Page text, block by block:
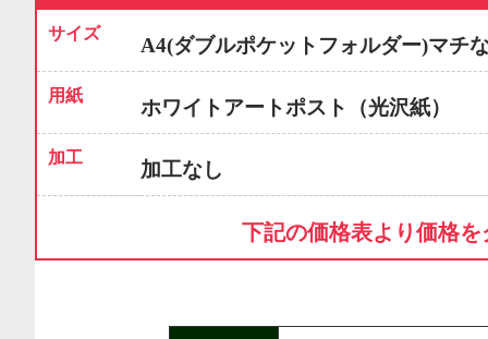
サイズ
A4(ダブルポケットフォルダー)マチ
用紙
ホワイトアートポスト（光沢紙）
加工
加工なし
下記の価格表より価格